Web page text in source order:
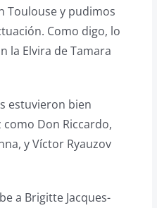
Toulouse y pudimos
Como digo, lo
la Elvira de Tamara
estuvieron bien
Don Riccardo,
y Víctor Ryauzov
a Brigitte Jacques-